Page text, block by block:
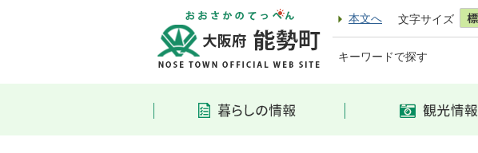
本文へ 文字サイズ
キーワードで探す